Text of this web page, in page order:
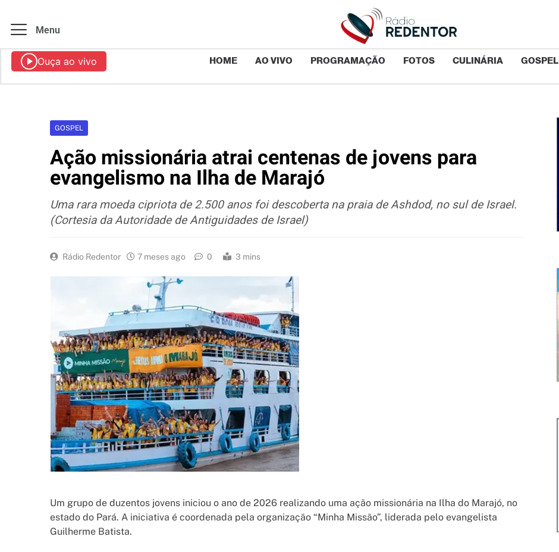
Menu
Ouça ao vivo HOME AO VIVO PROGRAMAÇÃO FOTOS CULINÁRIA GOSPEL
GOSPEL
Ação missionária atrai centenas de jovens para
evangelismo na Ilha de Marajó
Uma rara moeda cipriota de 2.500 anos foi descoberta na praia de Ashdod, no sul de Israel.
(Cortesia da Autoridade de Antiguidades de Israel)
Rádio Redentor 7 meses ago 0 3 mins
Um grupo de duzentos jovens iniciou o ano de 2026 realizando uma ação missionária na Ilha do Marajó, no
estado do Pará. A iniciativa é coordenada pela organização “Minha Missão”, liderada pelo evangelista
Guilherme Batista.